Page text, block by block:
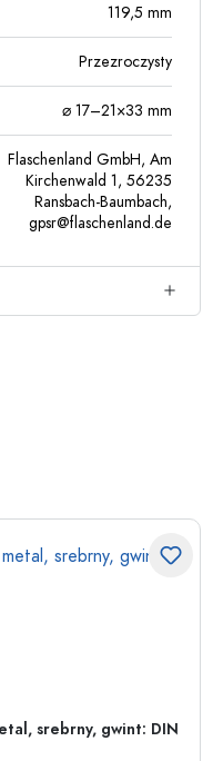
119,5 mm
Przezroczysty
⌀ 17–21×33 mm
Flaschenland GmbH, Am
Kirchenwald 1, 56235
Ransbach-Baumbach,
gpsr@flaschenland.de
srebrny, gwint: DIN